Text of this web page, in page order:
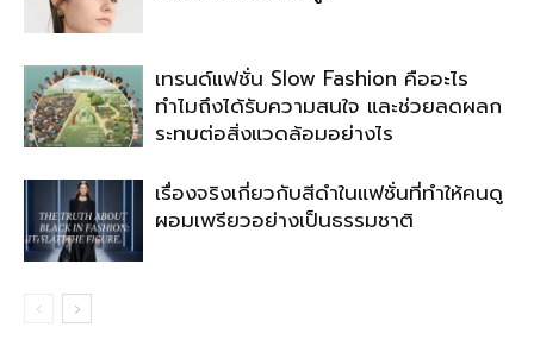
เทรนด์แฟชั่น Slow Fashion คืออะไร
ทำไมถึงได้รับความสนใจ และช่วยลดผลก
ระทบต่อสิ่งแวดล้อมอย่างไร
เรื่องจริงเกี่ยวกับสีดำในแฟชั่นที่ทำให้คนดู
ผอมเพรียวอย่างเป็นธรรมชาติ